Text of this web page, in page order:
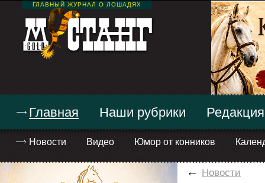
ГЛАВНЫЙ ЖУРНАЛ О ЛОШАДЯХ
Главная
Новости Видео Юмор от конников
Наши рубрики Редакция
← Новости